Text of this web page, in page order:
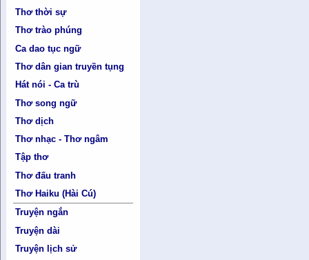
Thơ thời sự
Thơ trào phúng
Ca dao tục ngữ
Thơ dân gian truyền tụng
Hát nói - Ca trù
Thơ song ngữ
Thơ dịch
Thơ nhạc - Thơ ngâm
Tập thơ
Thơ đấu tranh
Thơ Haiku (Hài Cú)
Truyện ngắn
Truyện dài
Truyện lịch sử